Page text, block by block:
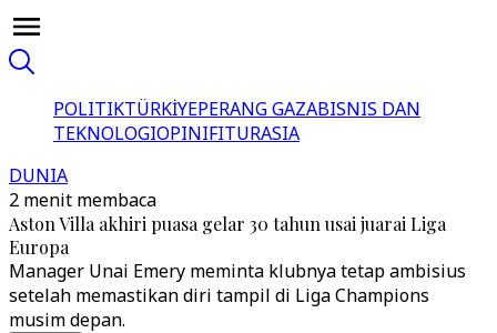
POLITIKTÜRKİYEPERANG GAZABISNIS DAN
TEKNOLOGIOPINIFITURASIA
DUNIA
2 menit membaca
Aston Villa akhiri puasa gelar 30 tahun usai juarai Liga
Europa
Manager Unai Emery meminta klubnya tetap ambisius
setelah memastikan diri tampil di Liga Champions
musim depan.